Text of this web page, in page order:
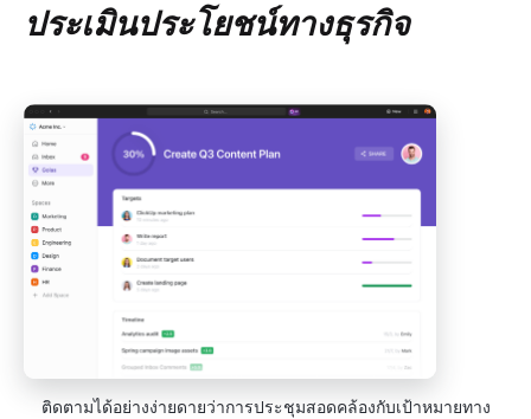
ประเมินประโยชน์ทางธุรกิจ
ติดตามได้อย่างง่ายดายว่าการประชุมสอดคล้องกับเป้าหมายทาง